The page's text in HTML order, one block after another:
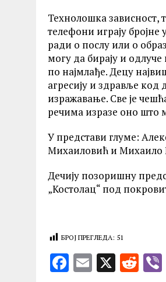
Технолошка зависност,
телефони играју
ради о послу или о
могу да бирају и одлуче
по најмлађе. Децу
агресију и здравље
изражавање. Све је
речима изразе оно што
У представи глуме:
Михаиловић и Михаило
Дечију позоришну
„Костолац“ под
БРОЈ ПРЕГЛЕДА: 51
F E X R